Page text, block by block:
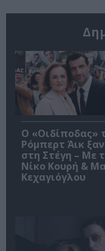
O «Οιδίποδας»
Ρόμπερτ Άικ
στη Στέγη – Με
Νίκο Κουρή &
Κεχαγιόγλου